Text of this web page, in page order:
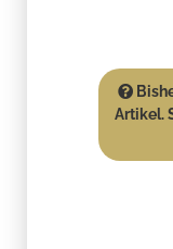
Artikel.